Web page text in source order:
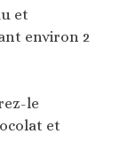
et
environ 2
le
et